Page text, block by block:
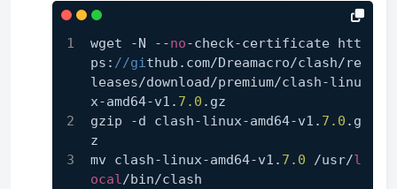
wget -N --no-check-certificate htt
ps: //github.com/Dreamacro/clash/re
leases/download/premium/clash-linu
x-amd64-v1. 7.0 .gz
gzip -d clash-linux-amd64-v1. 7.0 .g
z
mv clash-linux-amd64-v1. 7.0 /usr/l
ocal/bin/clash